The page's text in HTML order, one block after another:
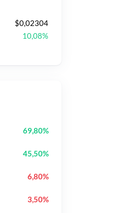
$0,02304
10,08%
69,80%
45,50%
6,80%
3,50%